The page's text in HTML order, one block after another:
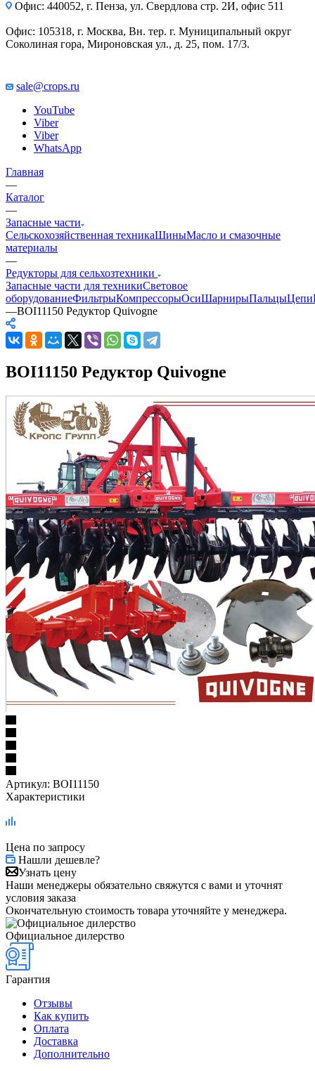
Офис: 440052, г. Пенза, ул. Свердлова стр. 2И, офис 511
Офис: 105318, г. Москва, Вн. тер. г. Муниципальный округ
Соколиная гора, Мироновская ул., д. 25, пом. 17/3.
sale@crops.ru
YouTube
Viber
Viber
WhatsApp
Главная
—
Каталог
—
Запасные части
Сельскохозяйственная техникаШиныМасло и смазочные
материалы
—
Редукторы для сельхозтехники
Запасные части для техникиСветовое
оборудованиеФильтрыКомпрессорыОсиШарнирыПальцыЦепи
—BOI11150 Редуктор Quivogne
BOI11150 Редуктор Quivogne
Артикул: BOI11150
Характеристики
Цена по запросу
Нашли дешевле?
Узнать цену
Наши менеджеры обязательно свяжутся с вами и уточнят
условия заказа
Окончательную стоимость товара уточняйте у менеджера.
Официальное дилерство
Гарантия
Отзывы
Как купить
Оплата
Доставка
Дополнительно